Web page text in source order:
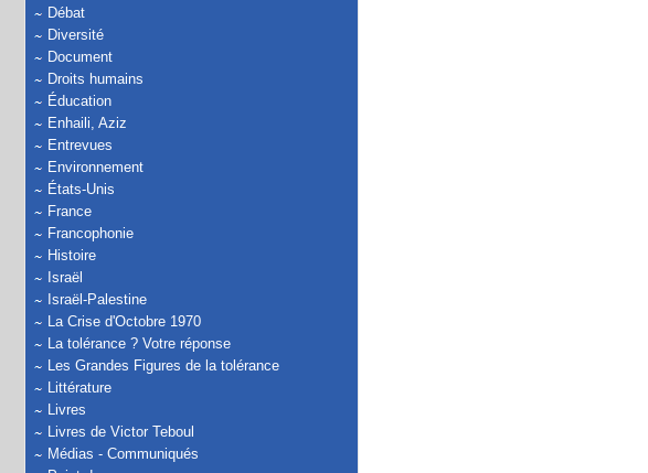
Débat
Diversité
Document
Droits humains
Éducation
Enhaili, Aziz
Entrevues
Environnement
États-Unis
France
Francophonie
Histoire
Israël
Israël-Palestine
La Crise d'Octobre 1970
La tolérance ? Votre réponse
Les Grandes Figures de la tolérance
Littérature
Livres
Livres de Victor Teboul
Médias - Communiqués